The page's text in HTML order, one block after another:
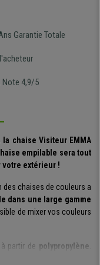
Garantie Totale
Note 4,9/5
chaise Visiteur EMMA
empilable sera tout
extérieur !
chaises de couleurs a
dans une large gamme
de mixer vos couleurs
partir de polypropylène
aux UV et aux